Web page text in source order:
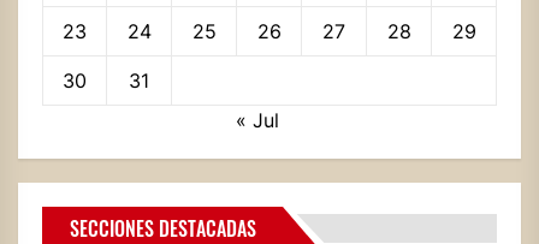
23 24 25 26 27 28 29
30
31
« Jul
SECCIONES DESTACADAS